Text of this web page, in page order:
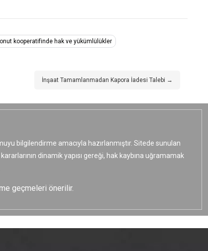
kooperatifinde hak ve yükümlülükler
İnşaat Tamamlanmadan Kapora İadesi Talebi →
bilgilendirme amacıyla hazırlanmıştır. Sitede sunulan
dinamik yapısı gereği, hak kaybına uğramamak
geçmeleri önerilir.